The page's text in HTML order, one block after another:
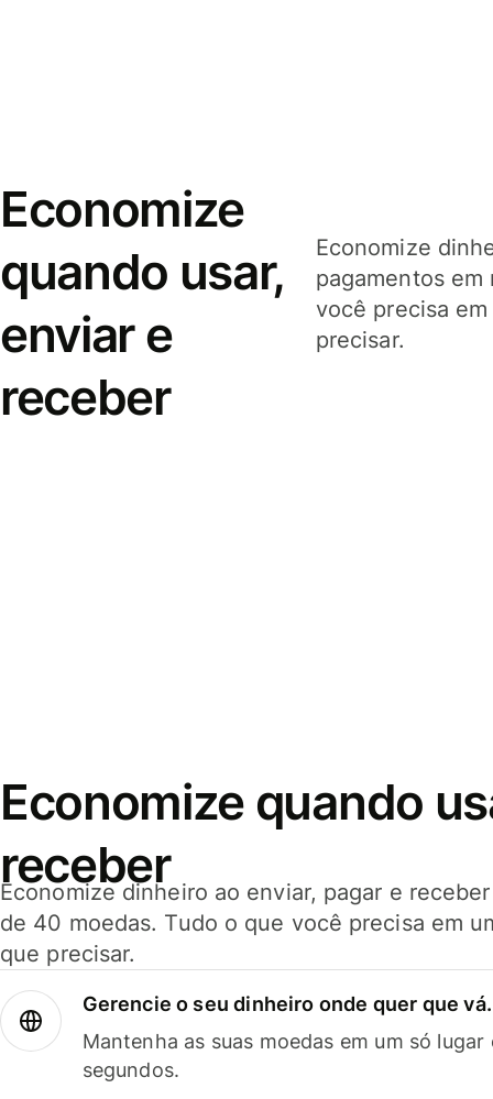
Economize
quando usar,
enviar e
receber
Economize
pagamentos
você precisa
precisar.
Economize quando
receber
Economize dinheiro ao enviar, pagar e
de 40 moedas. Tudo o que você precisa em
que precisar.
Gerencie o seu dinheiro onde quer que vá.
Mantenha as suas moedas em um só
segundos.